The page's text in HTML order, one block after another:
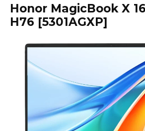
Honor MagicBook X
H76 [5301AGXP]